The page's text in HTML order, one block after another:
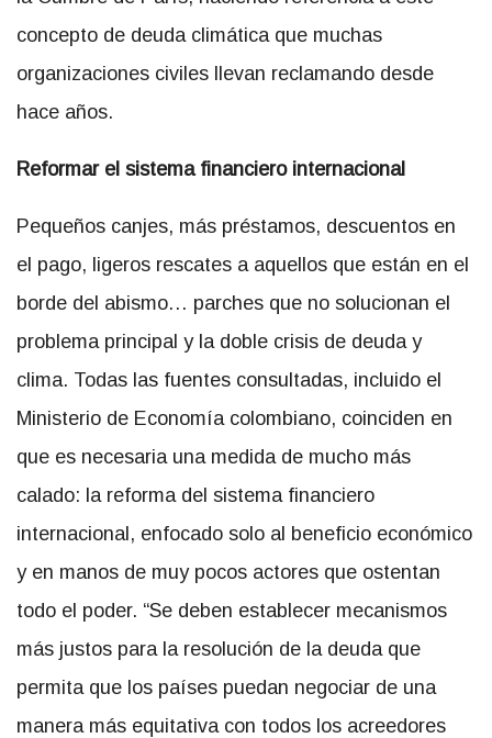
concepto de deuda climática que muchas
organizaciones civiles llevan reclamando desde
hace años.
Reformar el sistema financiero internacional
Pequeños canjes, más préstamos, descuentos en
el pago, ligeros rescates a aquellos que están en el
borde del abismo… parches que no solucionan el
problema principal y la doble crisis de deuda y
clima. Todas las fuentes consultadas, incluido el
Ministerio de Economía colombiano, coinciden en
que es necesaria una medida de mucho más
calado: la reforma del sistema financiero
internacional, enfocado solo al beneficio económico
y en manos de muy pocos actores que ostentan
todo el poder. “Se deben establecer mecanismos
más justos para la resolución de la deuda que
permita que los países puedan negociar de una
manera más equitativa con todos los acreedores